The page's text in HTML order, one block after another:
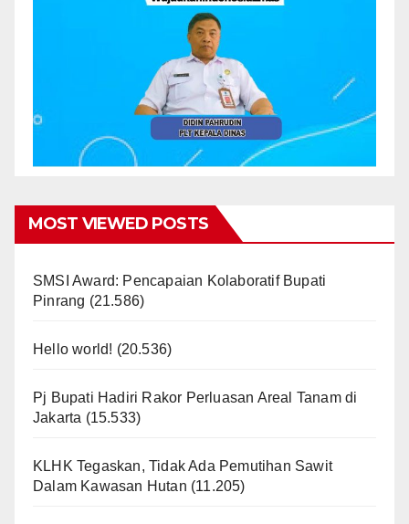
MOST VIEWED POSTS
SMSI Award: Pencapaian Kolaboratif Bupati
Pinrang (21.586)
Hello world! (20.536)
Pj Bupati Hadiri Rakor Perluasan Areal Tanam di
Jakarta (15.533)
KLHK Tegaskan, Tidak Ada Pemutihan Sawit
Dalam Kawasan Hutan (11.205)